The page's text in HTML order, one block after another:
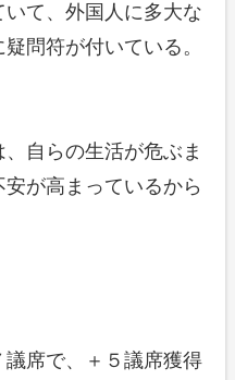
て、外国人に多大な
問符が付いている。
自らの生活が危ぶま
が高まっているから
席で、＋５議席獲得